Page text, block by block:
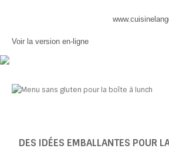
Voir la version en-ligne
DES IDÉES EMBALLANTES POUR